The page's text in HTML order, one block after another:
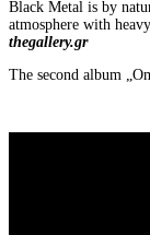
Black Metal is by
atmosphere with
thegallery.gr
The second album